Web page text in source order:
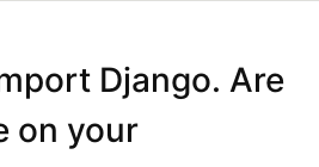
Django. Are
on your